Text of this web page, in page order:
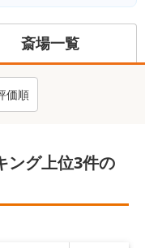
斎場一覧
価順
ング上位3件の